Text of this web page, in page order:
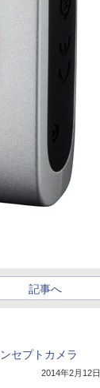
記事へ
セプトカメラ
2014年2月12日